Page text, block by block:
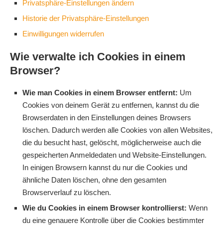
Privatsphäre-Einstellungen ändern
Historie der Privatsphäre-Einstellungen
Einwilligungen widerrufen
Wie verwalte ich Cookies in einem
Browser?
Wie man Cookies in einem Browser entfernt: Um
Cookies von deinem Gerät zu entfernen, kannst du die
Browserdaten in den Einstellungen deines Browsers
löschen. Dadurch werden alle Cookies von allen Websites,
die du besucht hast, gelöscht, möglicherweise auch die
gespeicherten Anmeldedaten und Website-Einstellungen.
In einigen Browsern kannst du nur die Cookies und
ähnliche Daten löschen, ohne den gesamten
Browserverlauf zu löschen.
Wie du Cookies in einem Browser kontrollierst: Wenn
du eine genauere Kontrolle über die Cookies bestimmter